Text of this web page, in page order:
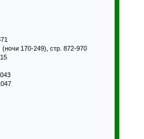
(ночи 170-249), стр. 872-970